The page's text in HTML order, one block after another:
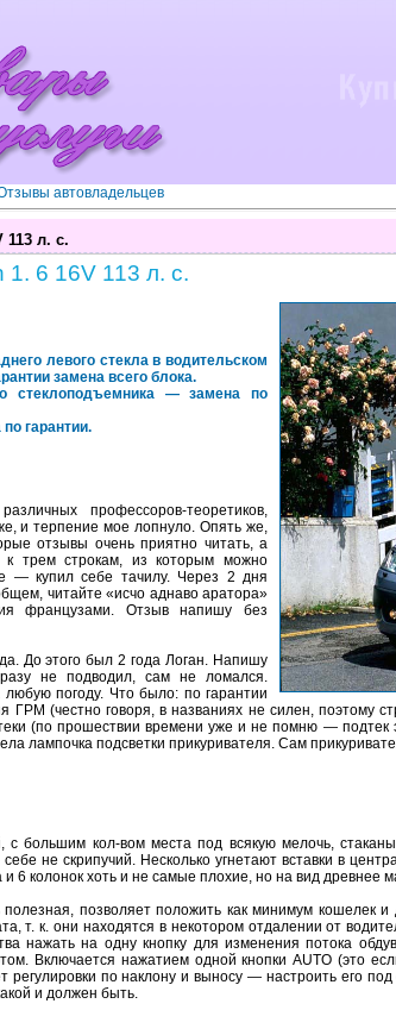
автовладельцев
113 л. с.
6 16V 113 л. с.
левого стекла в водительском
замена всего блока.
стеклоподъемника — замена по
гарантии.
профессоров-теоретиков,
и терпение мое лопнуло. Опять же,
отзывы очень приятно читать, а
к трем строкам, из которым можно
— купил себе тачилу. Через 2 дня
читайте «исчо аднаво аратора»
французами. Отзыв напишу без
До этого был 2 года Логан. Напишу
не подводил, сам не ломался.
погоду. Что было: по гарантии
ГРМ (честно говоря, в названиях не силен, поэтому
(по прошествии времени уже и не помню — подтек
лампочка подсветки прикуривателя. Сам
большим кол-вом места под всякую мелочь,
не скрипучий. Несколько угнетают вставки в
6 колонок хоть и не самые плохие, но на вид древнее
позволяет положить как минимум кошелек
т. к. они находятся в некотором отдалении от
нажать на одну кнопку для изменения потока
Включается нажатием одной кнопки AUTO (это
регулировки по наклону и выносу — настроить его
и должен быть.